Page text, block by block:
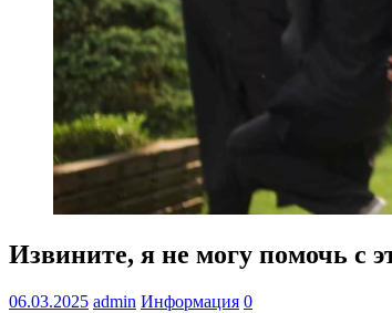
Извините, я не могу помочь с
06.03.2025 admin Информация 0